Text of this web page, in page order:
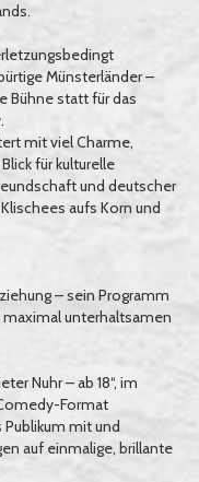
Münsterländer –
Bühne statt für das
mit viel Charme,
für kulturelle
und deutscher
aufs Korn und
– sein Programm
maximal unterhaltsamen
Nuhr – ab 18“, im
Format
Publikum mit und
auf einmalige, brillante